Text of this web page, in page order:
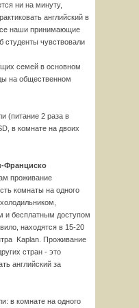
ни на минуту,
английский в
наши принимающие
студенты чувствовали
семей в основном
на общественном
(питание 2 раза в
в комнате на двоих
Франциско
проживание
комнаты на одного
и бесплатным доступом
находятся в 15-20
Kaplan. Проживание
стран - это
английский за
в комнате на одного